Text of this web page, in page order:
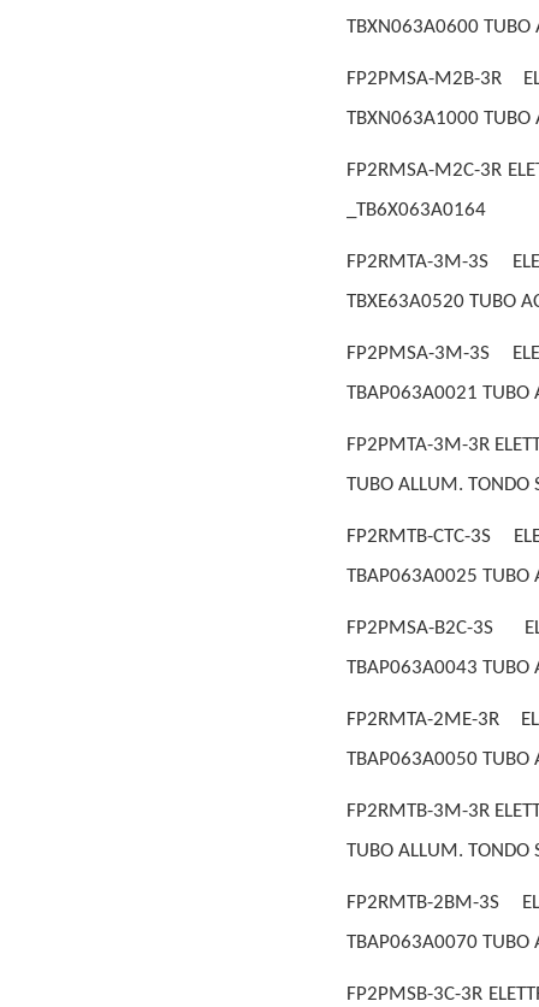
TBXN063A0600 TUBO
FP2PMSA-M2B-3R
TBXN063A1000 TUBO
FP2RMSA-M2C-3R
_TB6X063A0164
FP2RMTA-3M-3S
TBXE63A0520 TUBO
FP2PMSA-3M-3S
TBAP063A0021 TUBO
FP2PMTA-3M-3R
TUBO ALLUM. TONDO
FP2RMTB-CTC-3S
TBAP063A0025 TUBO
FP2PMSA-B2C-3S
TBAP063A0043 TUBO
FP2RMTA-2ME-3R
TBAP063A0050 TUBO
FP2RMTB-3M-3R
TUBO ALLUM. TONDO
FP2RMTB-2BM-3S
TBAP063A0070 TUBO
FP2PMSB-3C-3R